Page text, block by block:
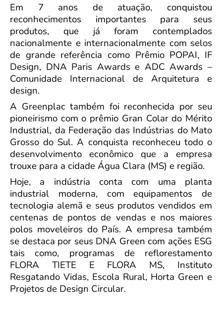
Em 7 anos de atuação, conquistou
reconhecimentos importantes para seus
produtos, que já foram contemplados
nacionalmente e internacionalmente com selos
de grande referência como Prêmio POPAI, IF
Design, DNA Paris Awards e ADC Awards –
Comunidade Internacional de Arquitetura e
design.
A Greenplac também foi reconhecida por seu
pioneirismo com o prêmio Gran Colar do Mérito
Industrial, da Federação das Indústrias do Mato
Grosso do Sul. A conquista reconheceu todo o
desenvolvimento econômico que a empresa
trouxe para a cidade Água Clara (MS) e região.
Hoje, a indústria conta com uma planta
industrial moderna, com equipamentos de
tecnologia alemã e seus produtos vendidos em
centenas de pontos de vendas e nos maiores
polos moveleiros do País. A empresa também
se destaca por seus DNA Green com ações ESG
tais como, programas de reflorestamento
FLORA TIETE E FLORA MS, Instituto
Resgatando Vidas, Escola Rural, Horta Green e
Projetos de Design Circular.